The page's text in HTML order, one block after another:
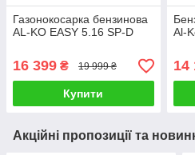
Газонокосарка бензинова
AL-KO EASY 5.16 SP-D
16 399 ₴ 19 999 ₴
Купити
Al-
14
Акційні пропозиції та